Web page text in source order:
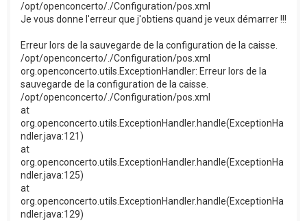
/opt/openconcerto/./Configuration/pos.xml
Je vous donne l'erreur que j'obtiens quand je veux démarrer !!!
Erreur lors de la sauvegarde de la configuration de la caisse.
/opt/openconcerto/./Configuration/pos.xml
org.openconcerto.utils.ExceptionHandler: Erreur lors de la
sauvegarde de la configuration de la caisse.
/opt/openconcerto/./Configuration/pos.xml
at
org.openconcerto.utils.ExceptionHandler.handle(ExceptionHa
ndler.java:121)
at
org.openconcerto.utils.ExceptionHandler.handle(ExceptionHa
ndler.java:125)
at
org.openconcerto.utils.ExceptionHandler.handle(ExceptionHa
ndler.java:129)